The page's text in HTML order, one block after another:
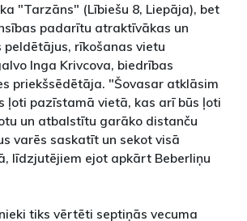
"Tarzāns" (Lībiešu 8, Liepāja), bet
padarītu atraktīvākas un
rīkošanas vietu
Inga Krivcova, biedrības
priekšsēdētāja. "Šovasar atklāsim
ļoti pazīstamā vietā, kas arī būs ļoti
un atbalstītu garāko distanču
varēs saskatīt un sekot visā
līdzjutējiem ejot apkārt Beberliņu
tiks vērtēti septiņās vecuma